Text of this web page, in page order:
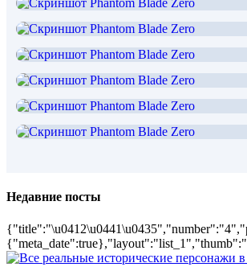
Недавние посты